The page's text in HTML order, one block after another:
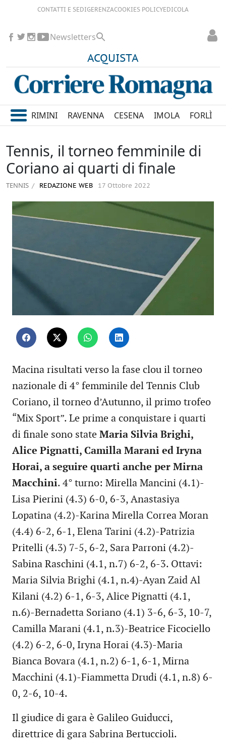
CONTATTI E SEDIGERENZACOOKIES POLICYEDICOLA
ACQUISTA
Newsletters
RIMINI RAVENNA CESENA IMOLA FORLÌ
Tennis, il torneo femminile di
Coriano ai quarti di finale
TENNIS REDAZIONE WEB 17 Ottobre 2022
Macina risultati verso la fase clou il torneo
nazionale di 4° femminile del Tennis Club
Coriano, il torneo d’Autunno, il primo trofeo
“Mix Sport”. Le prime a conquistare i quarti
di finale sono state Maria Silvia Brighi,
Alice Pignatti, Camilla Marani ed Iryna
Horai, a seguire quarti anche per Mirna
Macchini. 4° turno: Mirella Mancini (4.1)-
Lisa Pierini (4.3) 6-0, 6-3, Anastasiya
Lopatina (4.2)-Karina Mirella Correa Moran
(4.4) 6-2, 6-1, Elena Tarini (4.2)-Patrizia
Pritelli (4.3) 7-5, 6-2, Sara Parroni (4.2)-
Sabina Raschini (4.1, n.7) 6-2, 6-3. Ottavi:
Maria Silvia Brighi (4.1, n.4)-Ayan Zaid Al
Kilani (4.2) 6-1, 6-3, Alice Pignatti (4.1,
n.6)-Bernadetta Soriano (4.1) 3-6, 6-3, 10-7,
Camilla Marani (4.1, n.3)-Beatrice Ficociello
(4.2) 6-2, 6-0, Iryna Horai (4.3)-Maria
Bianca Bovara (4.1, n.2) 6-1, 6-1, Mirna
Macchini (4.1)-Fiammetta Drudi (4.1, n.8) 6-
0, 2-6, 10-4.
Il giudice di gara è Galileo Guiducci,
direttrice di gara Sabrina Bertuccioli.